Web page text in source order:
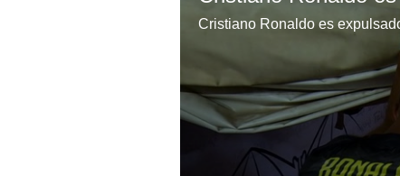
Cristiano Ronaldo es